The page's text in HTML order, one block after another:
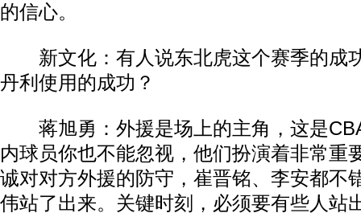
的信心。
新文化：有人说东北虎这个赛季的成
丹利使用的成功？
蒋旭勇：外援是场上的主角，这是
内球员你也不能忽视，他们扮演着非常重
诚对对方外援的防守，崔晋铭、李安都不
伟站了出来。关键时刻，必须要有些人站